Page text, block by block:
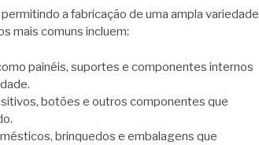
a fabricação de uma ampla variedade
mais comuns incluem:
painéis, suportes e componentes internos
botões e outros componentes que
brinquedos e embalagens que